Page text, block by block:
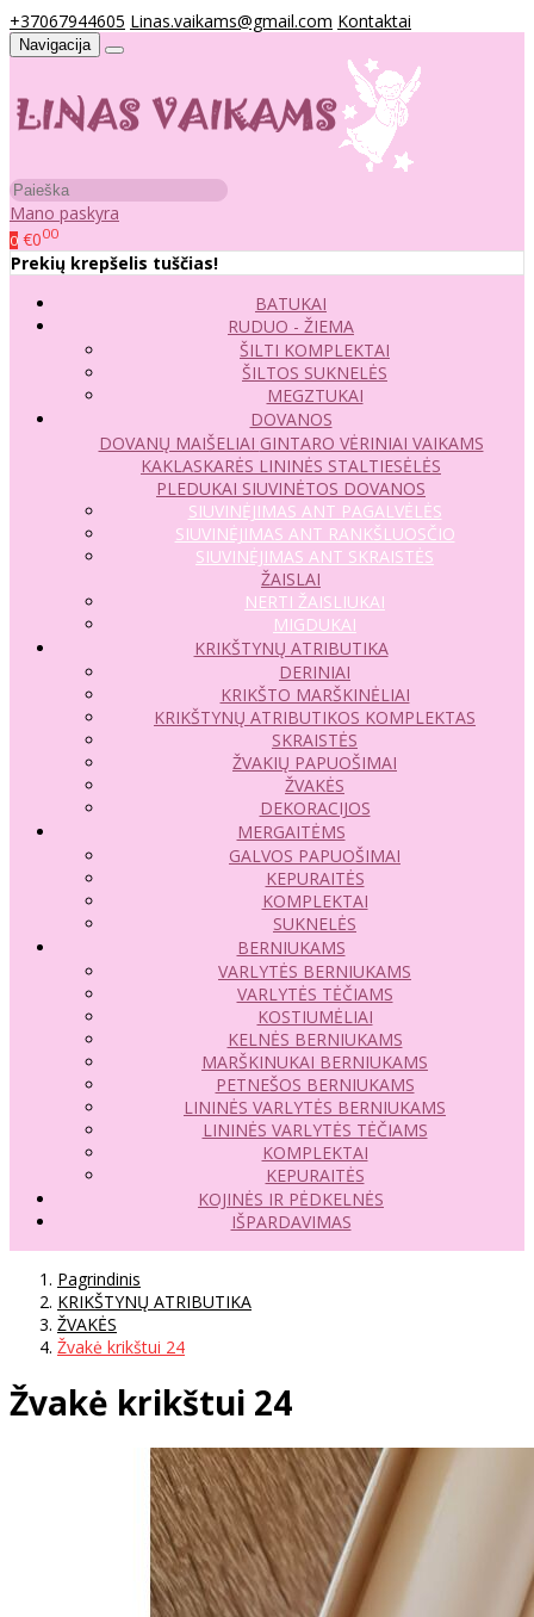
+37067944605 Linas.vaikams@gmail.com Kontaktai
Navigacija
Mano paskyra
0 €000
Prekių krepšelis tuščias!
BATUKAI
RUDUO - ŽIEMA
ŠILTI KOMPLEKTAI
ŠILTOS SUKNELĖS
MEGZTUKAI
DOVANOS
DOVANŲ MAIŠELIAI GINTARO VĖRINIAI VAIKAMS
KAKLASKARĖS LININĖS STALTIESĖLĖS
PLEDUKAI SIUVINĖTOS DOVANOS
SIUVINĖJIMAS ANT PAGALVĖLĖS
SIUVINĖJIMAS ANT RANKŠLUOSČIO
SIUVINĖJIMAS ANT SKRAISTĖS
ŽAISLAI
NERTI ŽAISLIUKAI
MIGDUKAI
KRIKŠTYNŲ ATRIBUTIKA
DERINIAI
KRIKŠTO MARŠKINĖLIAI
KRIKŠTYNŲ ATRIBUTIKOS KOMPLEKTAS
SKRAISTĖS
ŽVAKIŲ PAPUOŠIMAI
ŽVAKĖS
DEKORACIJOS
MERGAITĖMS
GALVOS PAPUOŠIMAI
KEPURAITĖS
KOMPLEKTAI
SUKNELĖS
BERNIUKAMS
VARLYTĖS BERNIUKAMS
VARLYTĖS TĖČIAMS
KOSTIUMĖLIAI
KELNĖS BERNIUKAMS
MARŠKINUKAI BERNIUKAMS
PETNEŠOS BERNIUKAMS
LININĖS VARLYTĖS BERNIUKAMS
LININĖS VARLYTĖS TĖČIAMS
KOMPLEKTAI
KEPURAITĖS
KOJINĖS IR PĖDKELNĖS
IŠPARDAVIMAS
Pagrindinis
KRIKŠTYNŲ ATRIBUTIKA
ŽVAKĖS
Žvakė krikštui 24
Žvakė krikštui 24